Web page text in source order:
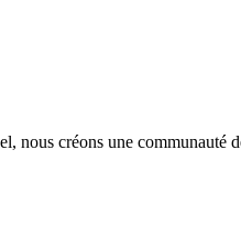
nous créons une communauté